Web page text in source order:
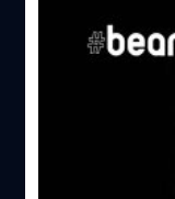
ออกแบบบนสถา
ของชิป ARM ตัวนี้
หลุดคะแนน
หลังจาก Apple
ใช้บนชิปประมว
อยากเห็นรายล